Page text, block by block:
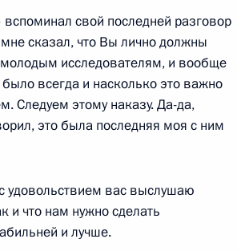
обществ
Роккой
4
свой последней разговор
сказал, что Вы лично должны
исследователям, и вообще
всегда и насколько это важно
Следуем этому наказу. Да-да,
это была последняя моя с ним
удовольствием вас выслушаю
и что нам нужно сделать
и лучше.